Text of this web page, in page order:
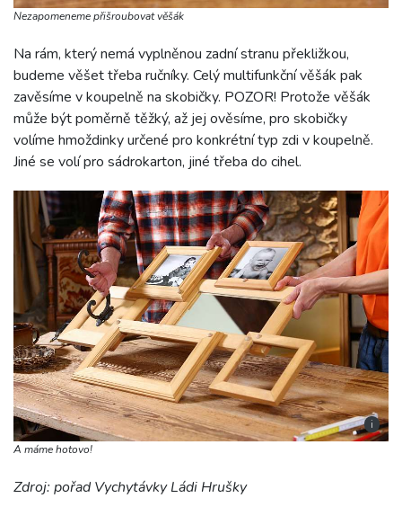
Nezapomeneme přišroubovat věšák
Na rám, který nemá vyplněnou zadní stranu překližkou,
budeme věšet třeba ručníky. Celý multifunkční věšák pak
zavěsíme v koupelně na skobičky. POZOR! Protože věšák
může být poměrně těžký, až jej ověsíme, pro skobičky
volíme hmoždinky určené pro konkrétní typ zdi v koupelně.
Jiné se volí pro sádrokarton, jiné třeba do cihel.
i
A máme hotovo!
Zdroj: pořad Vychytávky Ládi Hrušky